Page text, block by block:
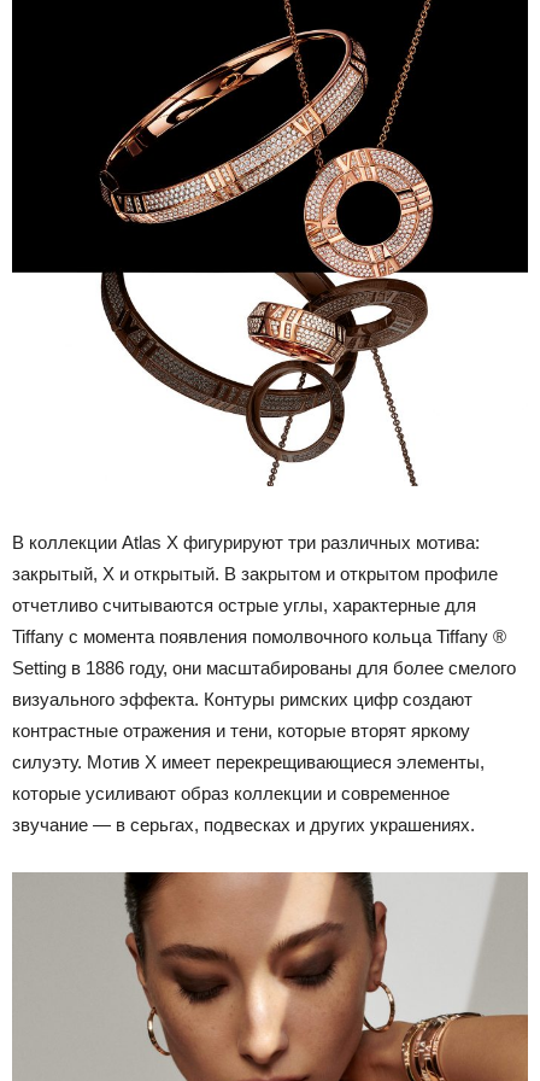
В коллекции Atlas X фигурируют три различных мотива:
закрытый, X и открытый. В закрытом и открытом профиле
отчетливо считываются острые углы, характерные для
Tiffany с момента появления помолвочного кольца Tiffany ®
Setting в 1886 году, они масштабированы для более смелого
визуального эффекта. Контуры римских цифр создают
контрастные отражения и тени, которые вторят яркому
силуэту. Мотив X имеет перекрещивающиеся элементы,
которые усиливают образ коллекции и современное
звучание — в серьгах, подвесках и других украшениях.